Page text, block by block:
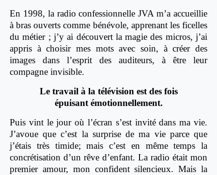
En 1998, la radio confessionnelle JVA m’a accueillie
à bras ouverts comme bénévole, apprenant les ficelles
du métier ; j’y ai découvert la magie des micros, j’ai
appris à choisir mes mots avec soin, à créer des
images dans l’esprit des auditeurs, à être leur
compagne invisible.
Le travail à la télévision est des fois
épuisant émotionnellement.
Puis vint le jour où l’écran s’est invité dans ma vie.
J’avoue que c’est la surprise de ma vie parce que
j’étais très timide; mais c’est en même temps la
concrétisation d’un rêve d’enfant. La radio était mon
premier amour, mon confident silencieux. Mais la